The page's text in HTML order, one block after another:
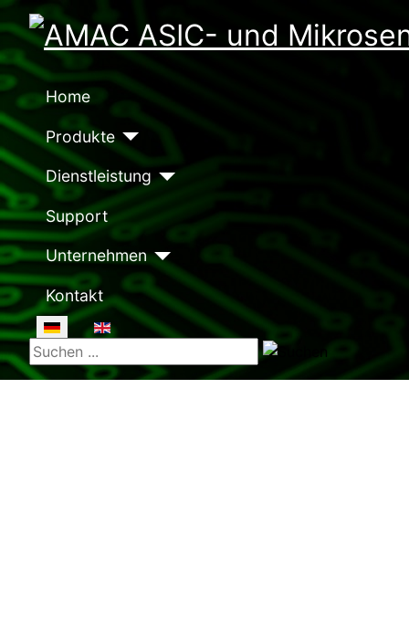
Home
Produkte
Dienstleistung
Support
Unternehmen
Kontakt
Sprache auswählen
Suchen ...